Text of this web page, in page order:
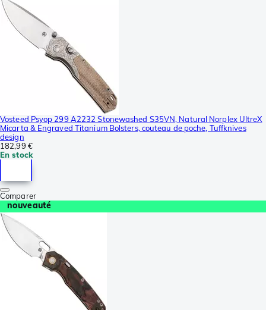
Vosteed Psyop 299 A2232 Stonewashed S35VN, Natural Norplex UltreX
Micarta & Engraved Titanium Bolsters, couteau de poche, Tuffknives
design
182,99 €
En stock
Comparer
nouveauté